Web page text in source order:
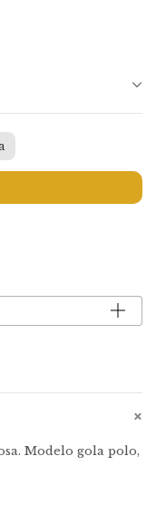
Alterar CEP
+
Modelo gola polo,